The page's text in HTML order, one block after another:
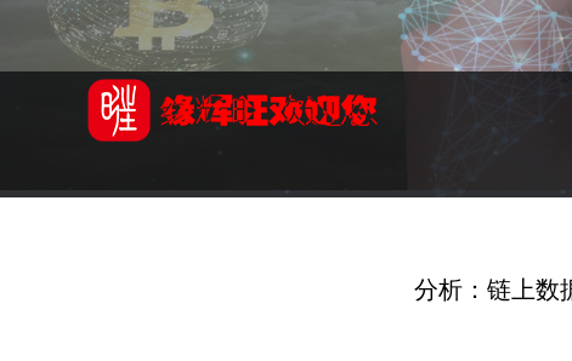
分析：链上数